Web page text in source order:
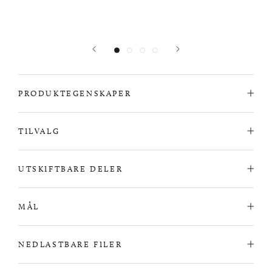
PRODUKTEGENSKAPER
TILVALG
UTSKIFTBARE DELER
MÅL
NEDLASTBARE FILER